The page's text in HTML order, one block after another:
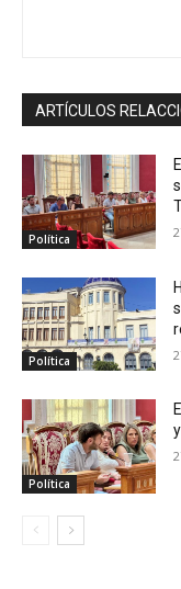
ARTÍCULOS
Política
Política
Política